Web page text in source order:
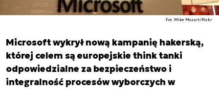
Fot. Mike Mozart/flickr
Microsoft wykrył nową kampanię hakerską,
której celem są europejskie think tanki
odpowiedzialne za bezpieczeństwo i
integralność procesów wyborczych w